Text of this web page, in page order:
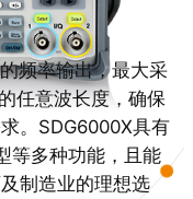
频率输出，最大采
任意波长度，确保
。SDG6000X具有
等多种功能，且能
制造业的理想选